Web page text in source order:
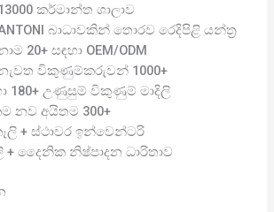
කර්මාන්ත ශාලාව
බාධාවකින් තොරව රෙදිපිළි යන්ත්‍ර
20+ සඳහා OEM/ODM
විකුණුම්කරුවන් 1000+
180+ උණුසුම් විකුණුම් මාදිලි
නව අයිතම 300+
+ ස්ථාවර ඉන්වෙන්ටරි
+ දෛනික නිෂ්පාදන ධාරිතාව